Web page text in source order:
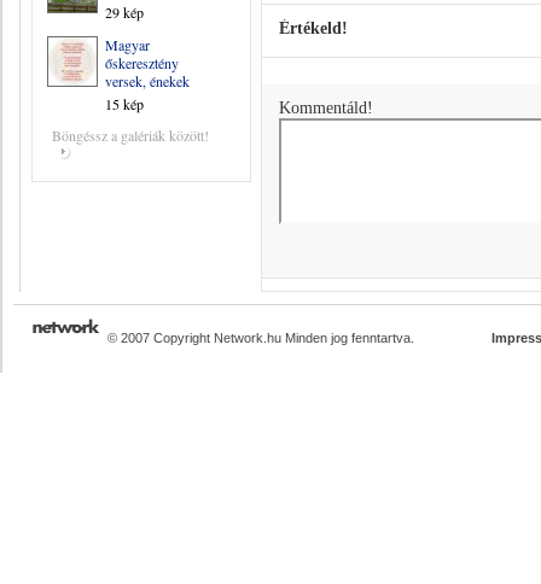
29 kép
Magyar
őskeresztény
versek, énekek
15 kép
Böngéssz a galériák között!
Értékeld!
Kommentáld!
© 2007 Copyright Network.hu Minden jog fenntartva.